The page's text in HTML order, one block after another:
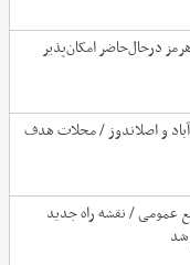
درحال‌حاضر امکان‌پذیر
و اصلاندوز / محلات هدف
در مجمع عمومی / نقشه راه جدید